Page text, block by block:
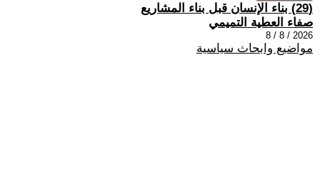
(29) بناء الإنسان قبل بناء المشاريع
صفاء العطية التميمي
2026 / 8 / 8
مواضيع وابحاث سياسية